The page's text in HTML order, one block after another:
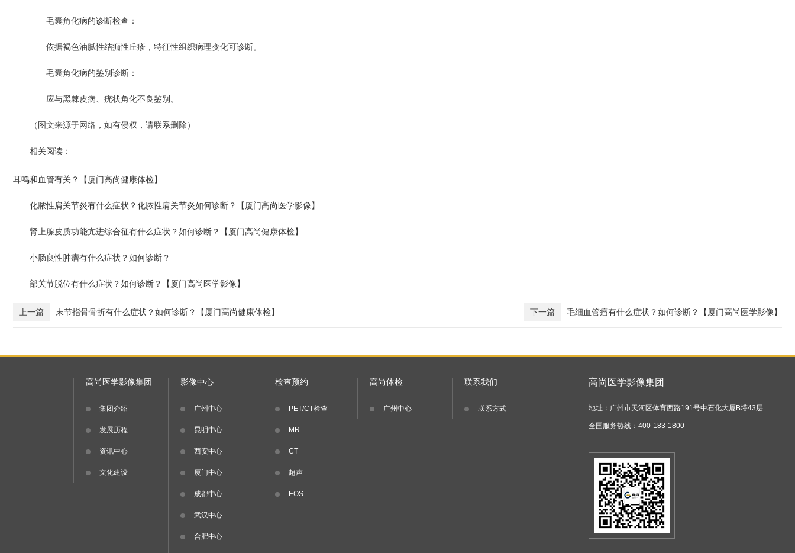
毛囊角化病的诊断检查：
依据褐色油腻性结痂性丘疹，特征性组织病理变化可诊断。
毛囊角化病的鉴别诊断：
应与黑棘皮病、疣状角化不良鉴别。
（图文来源于网络，如有侵权，请联系删除）
相关阅读：
耳鸣和血管有关？【厦门高尚健康体检】
化脓性肩关节炎有什么症状？化脓性肩关节炎如何诊断？【厦门高尚医学影像】
肾上腺皮质功能亢进综合征有什么症状？如何诊断？【厦门高尚健康体检】
小肠良性肿瘤有什么症状？如何诊断？
部关节脱位有什么症状？如何诊断？【厦门高尚医学影像】
上一篇 末节指骨骨折有什么症状？如何诊断？【厦门高尚健康体检】 下一篇 毛细血管瘤有什么症状？如何诊断？【厦门高尚医学影像】
高尚医学影像集团
地址：广州市天河区体育西路191号中石化大厦B塔43层
全国服务热线：400-183-1800
高尚医学影像集团
集团介绍
发展历程
资讯中心
文化建设
影像中心
广州中心
昆明中心
西安中心
厦门中心
成都中心
武汉中心
合肥中心
检查预约
PET/CT检查
MR
CT
超声
EOS
高尚体检
广州中心
联系我们
联系方式